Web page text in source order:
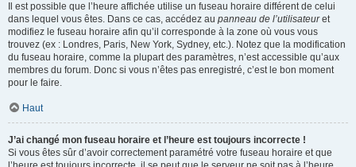
Il est possible que l’heure affichée utilise un fuseau horaire différent de celui
dans lequel vous êtes. Dans ce cas, accédez au panneau de l’utilisateuret
modifiez le fuseau horaire afin qu’il corresponde à la zone où vous vous
trouvez (ex : Londres, Paris, New York, Sydney, etc.). Notez que la modification
du fuseau horaire, comme la plupart des paramètres, n’est accessible qu’aux
membres du forum. Donc si vous n’êtes pas enregistré, c’est le bon moment
pour le faire.
Haut
J’ai changé mon fuseau horaire et l’heure est toujours incorrecte !
Si vous êtes sûr d’avoir correctement paramétré votre fuseau horaire et que